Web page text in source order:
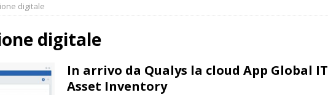
digitale
digitale
In arrivo da Qualys la cloud App Global IT
Asset Inventory